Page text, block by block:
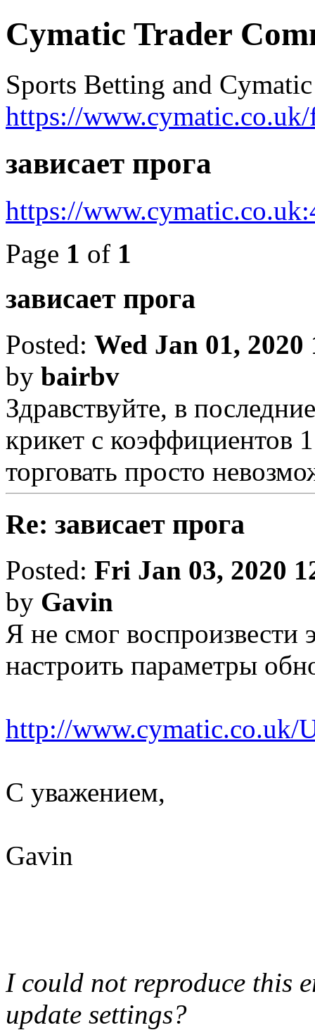
Cymatic Trader
Sports Betting and
https://
зависает прога
https://
Page 1 of 1
зависает прога
Posted: Wed Jan 01, 2020
by bairbv
Здравствуйте, в
крикет с коэффициентов
торговать просто
Re: зависает прога
Posted: Fri Jan 03, 2020
by Gavin
Я не смог
настроить параметры
http://www.cymatic.co.uk/
С уважением,
Gavin
I could not reproduce this
update settings?